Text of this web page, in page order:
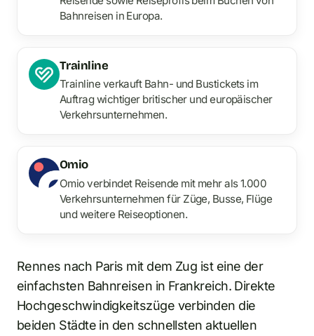
Bahnreisen in Europa.
Trainline
Trainline verkauft Bahn- und Bustickets im
Auftrag wichtiger britischer und europäischer
Verkehrsunternehmen.
Omio
Omio verbindet Reisende mit mehr als 1.000
Verkehrsunternehmen für Züge, Busse, Flüge
und weitere Reiseoptionen.
Rennes nach Paris mit dem Zug ist eine der
einfachsten Bahnreisen in Frankreich. Direkte
Hochgeschwindigkeitszüge verbinden die
beiden Städte in den schnellsten aktuellen